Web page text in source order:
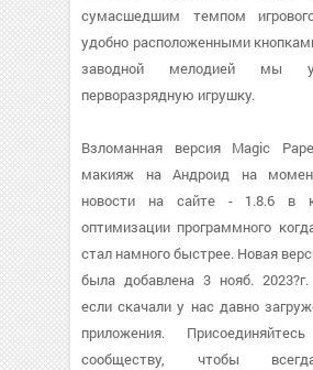
сумасшедшим темпом
удобно расположенными
заводной мелодией мы
перворазрядную игрушку.
Взломанная версия Magic
макияж на Андроид на
новости на сайте - 1.8.6 в
оптимизации программного
стал намного быстрее. Новая
была добавлена 3 нояб.
если скачали у нас давно
приложения.
сообществу, чтобы